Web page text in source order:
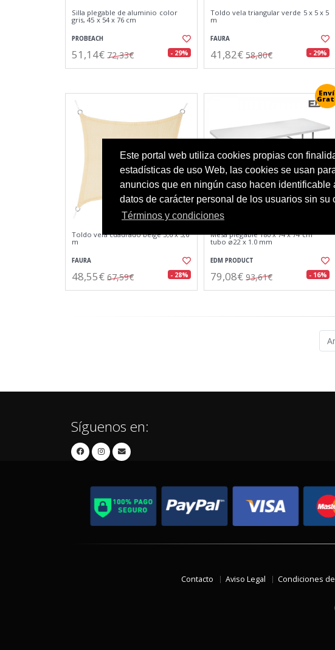
Este portal web utiliza cookies propias con
estadísticas de uso Web, las cookies se usan
anuncios que en ningún caso hacen identificable
datos de carácter personal de los usuarios sin su
Términos y condiciones
Silla plegable de aluminio color
gris, 45 x 54 x 76 cm
PROBEACH
51,14€ 72,33€ - 29%
Toldo vela triangular verde 5 x 5 x 5
m
FAURA
41,82€ 58,80€ - 29%
Toldo vela cuadrado beige 3,6 x 3,6
m
FAURA
48,55€ 67,59€ - 28%
Mesa plegable 180 x 74 x 74 cm
tubo ø22 x 1.0 mm
EDM PRODUCT
79,08€ 93,61€ - 16%
Síguenos en:
Contacto Aviso Legal Condiciones